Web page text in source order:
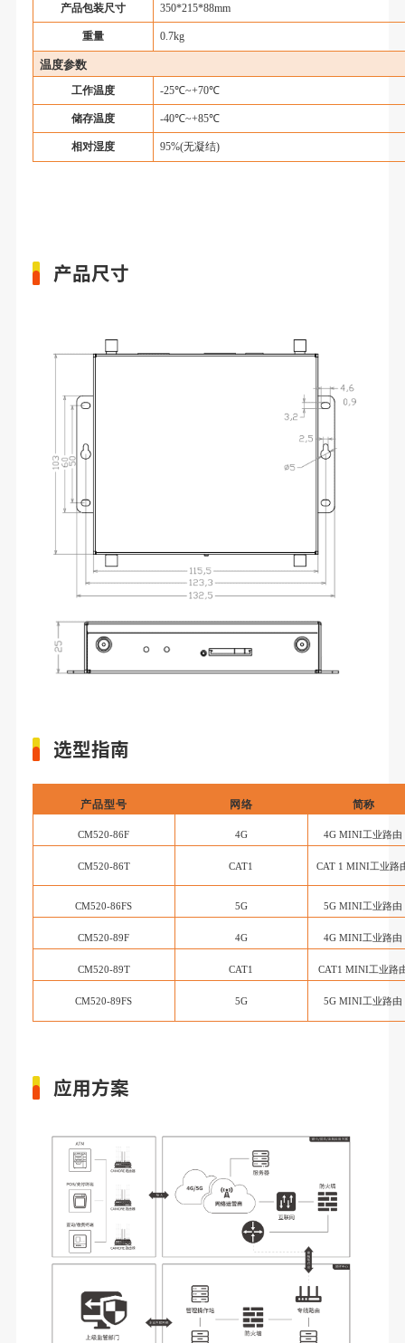
产品包装尺寸 350*215*88mm
重量 0.7kg
温度参数
工作温度 -25℃~+70℃
储存温度 -40℃~+85℃
相对湿度 95%(无凝结)
产品尺寸
选型指南
产品型号 网络 简称
CM520-86F 4G 4G MINI工业路由
CM520-86T CAT1 CAT 1 MINI工业路
CM520-86FS 5G 5G MINI工业路由
CM520-89F 4G 4G MINI工业路由
CM520-89T CAT1 CAT1 MINI工业路
CM520-89FS 5G 5G MINI工业路由
应用方案